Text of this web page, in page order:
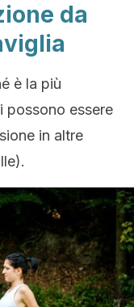
da
è la più
possono essere
in altre